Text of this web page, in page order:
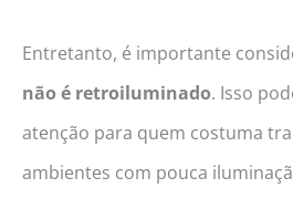
Entretanto, é importante
não é retroiluminado. Isso
atenção para quem costuma
ambientes com pouca